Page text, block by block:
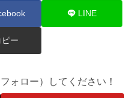
LINE
ピー
ォロー）してください！